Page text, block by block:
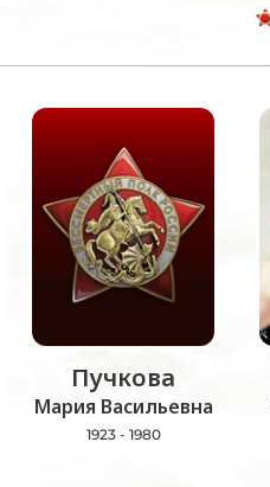
Пучкова
Мария Васильевна
1923 - 1980